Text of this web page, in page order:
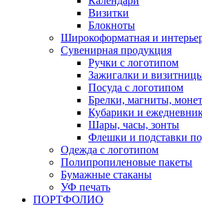
Визитки
Блокноты
Широкоформатная и
Сувенирная продукция
Ручки с логотипом
Зажигалки и
Посуда с логотипом
Брелки, магниты,
Кубарики и
Шары, часы, зонты
Флешки и подставки
Одежда с логотипом
Полипропиленовые пакеты
Бумажные стаканы
УФ печать
ПОРТФОЛИО